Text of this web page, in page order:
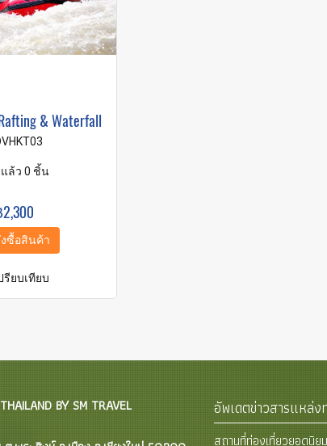
& Waterfall
ล้ว 0 ชิ้น
ซื้อสินค้า
รียบเทียบ
BY SM TRAVEL
อัพเดตข่าวสารแหล่ง
สถานที่ท่องเที่ยวยอดนิยม